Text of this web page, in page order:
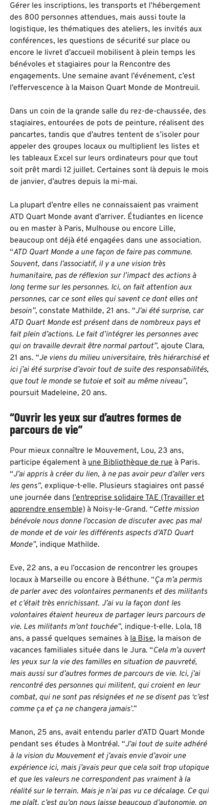
Gérer les inscriptions, les transports et l’hébergement
des 800 personnes attendues, mais aussi toute la
logistique, les thématiques des ateliers, les invités aux
conférences, les questions de sécurité sur place ou
encore le livret d’accueil mobilisent à plein temps les
bénévoles et stagiaires pour la Rencontre des
engagements. Une semaine avant l’événement, c’est
l’effervescence à la Maison Quart Monde de Montreuil.
Dans un coin de la grande salle du rez-de-chaussée, des
stagiaires, entourées de pots de peinture, réalisent des
pancartes, tandis que d’autres tentent de s’isoler pour
appeler des groupes locaux ou multiplient les listes et
les tableaux Excel sur leurs ordinateurs pour que tout
soit prêt mardi 12 juillet. Certaines sont là depuis le mois
de janvier, d’autres depuis la mi-mai.
La plupart d’entre elles ne connaissaient pas vraiment
ATD Quart Monde avant d’arriver. Étudiantes en licence
ou en master à Paris, Mulhouse ou encore Lille,
beaucoup ont déjà été engagées dans une association.
“ATD Quart Monde a une façon de faire pas commune.
Souvent, dans l’associatif, il y a une vision très
humanitaire, pas de réflexion sur l’impact des actions à
long terme sur les personnes. Ici, on fait attention aux
personnes, car ce sont elles qui savent ce dont elles ont
besoin”, constate Mathilde, 21 ans. “J’ai été surprise, car
ATD Quart Monde est présent dans de nombreux pays et
fait plein d’actions. Le fait d’intégrer les personnes avec
qui on travaille devrait être normal partout”, ajoute Clara,
21 ans. “Je viens du milieu universitaire, très hiérarchisé et
ici j’ai été surprise d’avoir tout de suite des responsabilités,
que tout le monde se tutoie et soit au même niveau”,
poursuit Madeleine, 20 ans.
“Ouvrir les yeux sur d’autres formes de
parcours de vie”
Pour mieux connaître le Mouvement, Lou, 23 ans,
participe également à une Bibliothèque de rue à Paris.
“J’ai appris à créer du lien, à ne pas avoir peur d’aller vers
les gens”, explique-t-elle. Plusieurs stagiaires ont passé
une journée dans l’entreprise solidaire TAE (Travailler et
apprendre ensemble) à Noisy-le-Grand. “Cette mission
bénévole nous donne l’occasion de discuter avec pas mal
de monde et de voir les différents aspects d’ATD Quart
Monde”, indique Mathilde.
Eve, 22 ans, a eu l’occasion de rencontrer les groupes
locaux à Marseille ou encore à Béthune. “Ça m’a permis
de parler avec des volontaires permanents et des militants
et c’était très enrichissant. J’ai vu la façon dont les
volontaires étaient heureux de partager leurs parcours de
vie. Les militants m’ont touchée”, indique-t-elle. Lola, 18
ans, a passé quelques semaines à la Bise, la maison de
vacances familiales située dans le Jura. “Cela m’a ouvert
les yeux sur la vie des familles en situation de pauvreté,
mais aussi sur d’autres formes de parcours de vie. Ici, j’ai
rencontré des personnes qui militent, qui croient en leur
combat, qui ne sont pas résignées et ne se disent pas ‘c’est
comme ça et ça ne changera jamais’.”
Manon, 25 ans, avait entendu parler d’ATD Quart Monde
pendant ses études à Montréal. “J’ai tout de suite adhéré
à la vision du Mouvement et j’avais envie d’avoir une
expérience ici, mais j’avais peur que cela soit trop utopique
et que les valeurs ne correspondent pas vraiment à la
réalité sur le terrain. Mais je n’ai pas vu ce décalage. Ce qui
me plaît, c’est qu’on nous laisse beaucoup d’autonomie, on